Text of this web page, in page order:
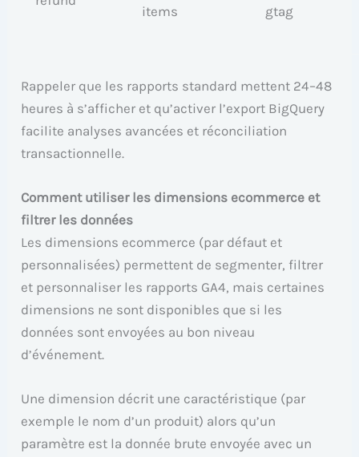
items gtag
Rappeler que les rapports standard mettent 24–48
heures à s’afficher et qu’activer l’export BigQuery
facilite analyses avancées et réconciliation
transactionnelle.
Comment utiliser les dimensions ecommerce et
filtrer les données
Les dimensions ecommerce (par défaut et
personnalisées) permettent de segmenter, filtrer
et personnaliser les rapports GA4, mais certaines
dimensions ne sont disponibles que si les
données sont envoyées au bon niveau
d’événement.
Une dimension décrit une caractéristique (par
exemple le nom d’un produit) alors qu’un
paramètre est la donnée brute envoyée avec un